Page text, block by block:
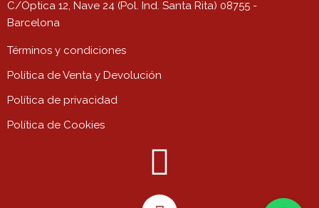
C/Óptica 12, Nave 24 (Pol. Ind. Santa Rita) 08755 -
Barcelona
Términos y condiciones
Política de Venta y Devolución
Política de privacidad
Política de Cookies